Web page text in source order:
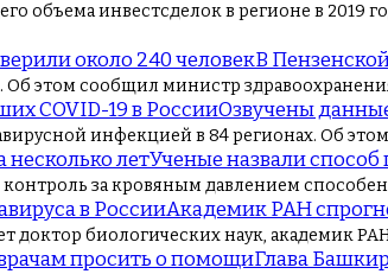
объема инвестсделок в регионе в 2019
В
этом сообщил министр
Озвучены
инфекцией в 84 регионах. Об
Ученые назвали
за кровяным давлением
Академик РАН
доктор биологических наук, академик
Глава